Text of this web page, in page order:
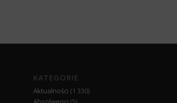
KATEGORIE
Aktualności (1 330)